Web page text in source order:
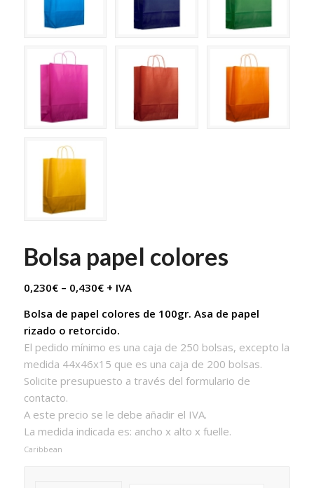
Bolsa papel colores
0,230€– 0,430€+ IVA
Bolsa de papel colores de 100gr. Asa de papel
rizado o retorcido.
El pedido mínimo es una caja de 250 bolsas, excepto la
medida 44x46x15 que es una caja de 200 bolsas.
Solicite presupuesto a través del formulario de
contacto.
A este precio se le debe añadir el IVA.
La medida indicada es: ancho x alto x fuelle.
Caribbean